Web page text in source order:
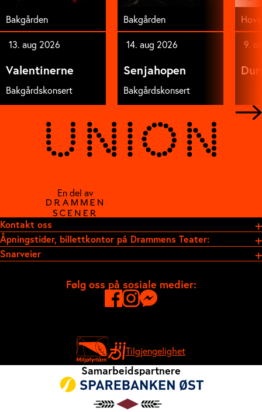
Bakgården
13. aug 2026
Valentinerne
Bakgårdskonsert
Bakgården
14. aug 2026
Senjahopen
Bakgårdskonsert
9.
En del av
Kontakt oss
Åpningstider, billettkontor på Drammens Teater:
Snarveier
Følg oss på sosiale medier:
Tilgjengelighet
Samarbeidspartnere